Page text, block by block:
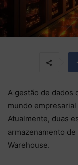
A gestão de dados
mundo
Atualmente, duas
armazenamento
Warehouse.